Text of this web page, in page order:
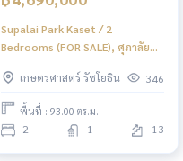
Supalai Park Kaset / 2
Bedrooms (FOR SALE), ศุภาลัย
PINP152เกษตรศาสตร์ รัชโยธิน 346
พื้นที่ : 93.00 ตร.ม.
2 1 13